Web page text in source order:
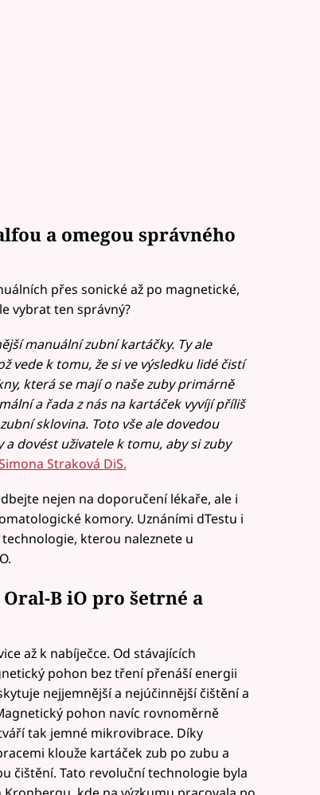
a omegou správného
přes sonické až po magnetické,
vybrat ten správný?
manuální zubní kartáčky. Ty ale
vede k tomu, že si ve výsledku lidé čistí
která se mají o naše zuby primárně
a řada z nás na kartáček vyvíjí příliš
sklovina. Toto vše ale dovedou
dovést uživatele k tomu, aby si zuby
Straková DiS.
nejen na doporučení lékaře, ale i
komory. Uznáními dTestu i
kterou naleznete u
B iO pro šetrné a
až k nabíječce. Od stávajících
pohon bez tření přenáší energii
nejjemnější a nejúčinnější čištění a
pohon navíc rovnoměrně
tak jemné mikrovibrace. Díky
klouže kartáček zub po zubu a
čištění. Tato revoluční technologie byla